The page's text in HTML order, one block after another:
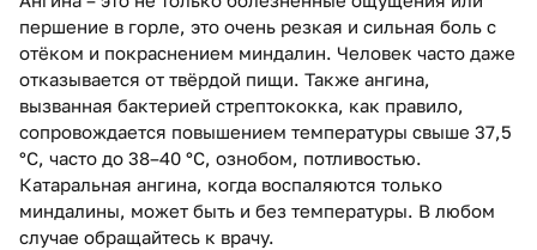
першение в горле, это очень резкая и сильная боль с
отёком и покраснением миндалин. Человек часто даже
отказывается от твёрдой пищи. Также ангина,
вызванная бактерией стрептококка, как правило,
сопровождается повышением температуры свыше 37,5
°C, часто до 38–40 °C, ознобом, потливостью.
Катаральная ангина, когда воспаляются только
миндалины, может быть и без температуры. В любом
случае обращайтесь к врачу.